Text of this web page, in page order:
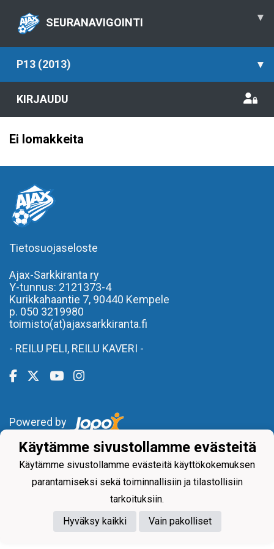
SEURANAVIGOINTI ▾
P13 (2013) ▾
KIRJAUDU
Ei lomakkeita
Tietosuojaseloste
Ajax-Sarkkiranta ry
Y-tunnus: 2121373-4
Kurikkahaantie 7, 90440 Kempele
p. 050 3219980
toimisto(at)ajaxsarkkiranta.fi
- REILU PELI, REILU KAVERI -
Powered by
Käytämme sivustollamme evästeitä
Käytämme sivustollamme evästeitä käyttökokemuksen
parantamiseksi sekä toiminnallisiin ja tilastollisiin
tarkoituksiin.
Hyväksy kaikki
Vain pakolliset